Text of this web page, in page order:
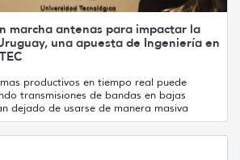
marcha antenas para impactar la
una apuesta de Ingeniería en
productivos en tiempo real puede
transmisiones de bandas en bajas
dejado de usarse de manera masiva